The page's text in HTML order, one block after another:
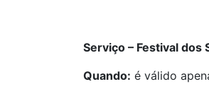
Serviço – Festival dos
Quando: é válido